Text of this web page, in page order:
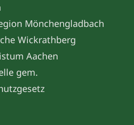
Mönchengladbach
Wickrathberg
Aachen
gem.